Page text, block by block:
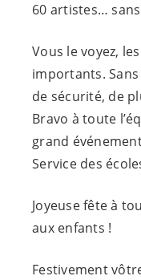
60 artistes…
Vous le voyez,
importants.
de sécurité, de
Bravo à toute
grand
Service des
Joyeuse fête à
aux enfants !
Festivement